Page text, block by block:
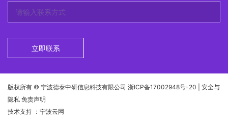
立即联系
版权所有 © 宁波德泰中研信息科技有限公司 浙ICP备17002948号-20 | 安全与
隐私 免责声明
技术支持 ：宁波云网